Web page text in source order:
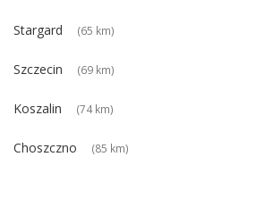
Stargard (65 km)
Szczecin (69 km)
Koszalin (74 km)
Choszczno (85 km)